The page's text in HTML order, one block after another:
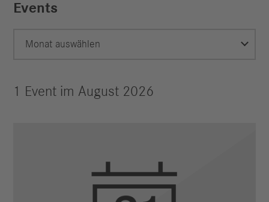
Events
Monat auswählen
1 Event im August 2026